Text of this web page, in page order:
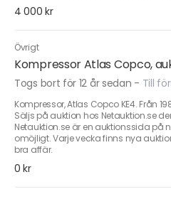
4 000 kr
Övrigt
Kompressor Atlas Copco,
Togs bort för 12 år sedan - Till
Kompressor, Atlas Copco KE4. Från
Säljs på auktion hos Netauktion.se
Netauktion.se är en auktionssida på
omöjligt. Varje vecka finns nya
bra affär.
0 kr